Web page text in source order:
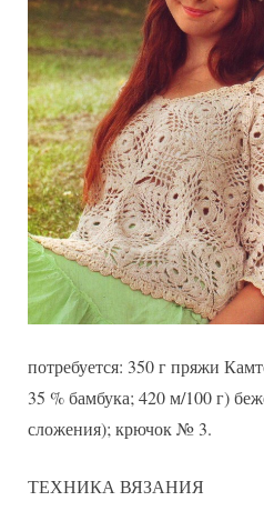
потребуется: 350 г пряжи
35 % бамбука; 420 м/100 г)
сложения); крючок № 3.
ТЕХНИКА ВЯЗАНИЯ